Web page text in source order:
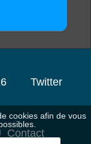
Twitter
Contact
cookies afin de vous